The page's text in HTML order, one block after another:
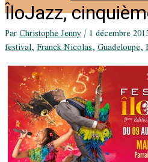
ÎloJazz,
ParChristophe Jenny/1 décembre
festival,Franck Nicolas,Guadeloupe,